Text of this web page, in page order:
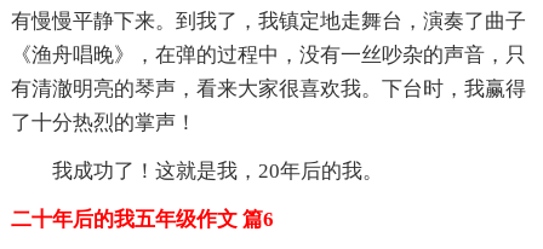
有慢慢平静下来。到我了，我镇定地走舞台，演奏了曲子
《渔舟唱晚》，在弹的过程中，没有一丝吵杂的声音，只
有清澈明亮的琴声，看来大家很喜欢我。下台时，我赢得
了十分热烈的掌声！
我成功了！这就是我，20年后的我。
二十年后的我五年级作文 篇6